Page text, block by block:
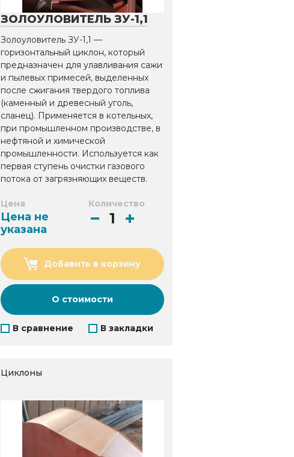
ЗОЛОУЛОВИТЕЛЬ ЗУ-1,1
Золоуловитель ЗУ-1,1 —
горизонтальный циклон, который
предназначен для улавливания сажи
и пылевых примесей, выделенных
после сжигания твердого топлива
(каменный и древесный уголь,
сланец). Применяется в котельных,
при промышленном производстве, в
нефтяной и химической
промышленности. Используется как
первая ступень очистки газового
потока от загрязняющих веществ.
Цена
Цена не
указана
Количество
Добавить в корзину
О стоимости
В сравнение В закладки
Циклоны